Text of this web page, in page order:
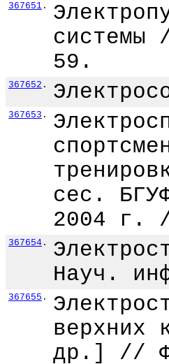
367651 .
59.
367652 .
367653 .
сес.
2004 г.
367654 .
Науч.
367655 .
верхних
др.] //